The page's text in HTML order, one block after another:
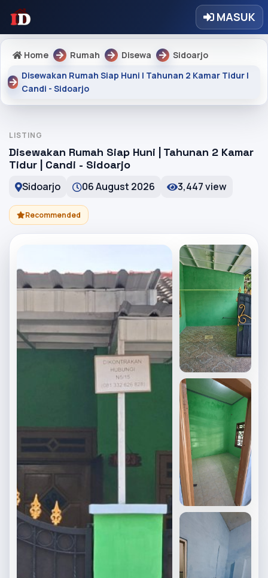
MASUK
Home Rumah Disewa
Sidoarjo
Disewakan Rumah Siap Huni | Tahunan 2 Kamar Tidur |
Candi - Sidoarjo
LISTING
Disewakan Rumah Siap Huni | Tahunan 2 Kamar
Tidur | Candi - Sidoarjo
Sidoarjo 06 August 2026 3,447 view
Recommended